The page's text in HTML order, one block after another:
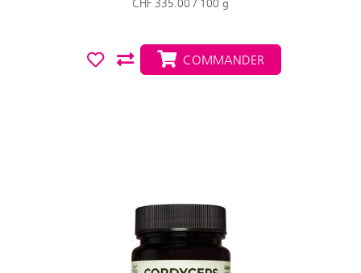
CHF 335.00 / 100 g
COMMANDER